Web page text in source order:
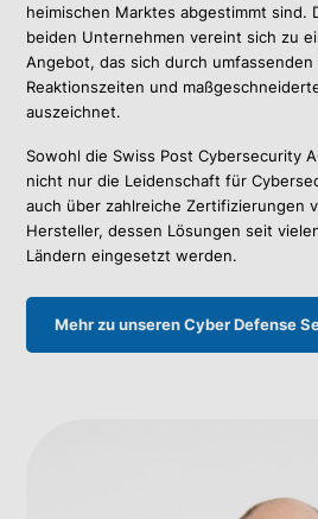
heimischen Marktes abgestimmt sind.
beiden Unternehmen vereint sich zu
Angebot, das sich durch umfassenden
Reaktionszeiten und
auszeichnet.
Sowohl die Swiss Post Cybersecurity
nicht nur die Leidenschaft für
auch über zahlreiche Zertifizierungen
Hersteller, dessen Lösungen seit
Ländern eingesetzt werden.
Mehr zu unseren Cyber Defense